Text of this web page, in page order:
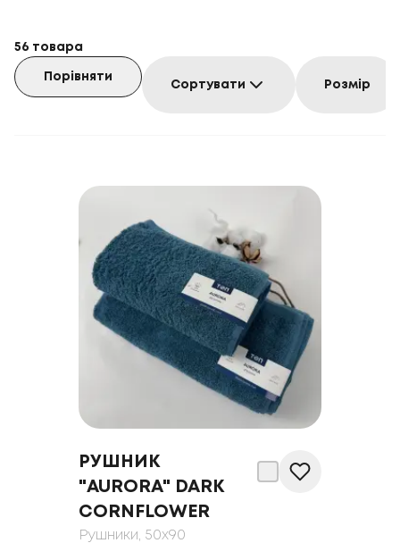
Порівняти
Сортувати Розмір
56 товара
РУШНИК
"AURORA" DARK
CORNFLOWER
Рушники, 50x90